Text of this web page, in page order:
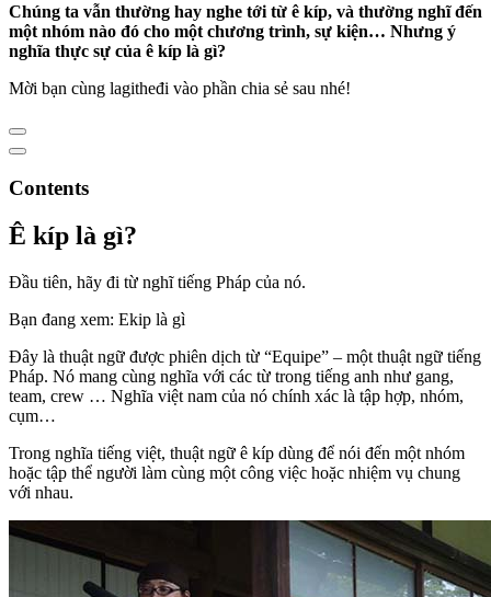
Chúng ta vẫn thường hay nghe tới từ ê kíp, và thường nghĩ đến
một nhóm nào đó cho một chương trình, sự kiện… Nhưng ý
nghĩa thực sự của ê kíp là gì?
Mời bạn cùng lagitheđi vào phần chia sẻ sau nhé!
Contents
Ê kíp là gì?
Đầu tiên, hãy đi từ nghĩ tiếng Pháp của nó.
Bạn đang xem: Ekip là gì
Đây là thuật ngữ được phiên dịch từ “Equipe” – một thuật ngữ tiếng
Pháp. Nó mang cùng nghĩa với các từ trong tiếng anh như gang,
team, crew … Nghĩa việt nam của nó chính xác là tập hợp, nhóm,
cụm…
Trong nghĩa tiếng việt, thuật ngữ ê kíp dùng để nói đến một nhóm
hoặc tập thể người làm cùng một công việc hoặc nhiệm vụ chung
với nhau.